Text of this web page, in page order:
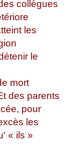
collègues
les
le
mort
des parents
pour
les
« ils »